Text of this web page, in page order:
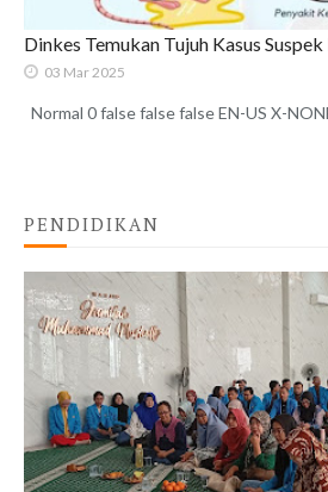
Dinkes Temukan Tujuh Kasus
03 Mar 2025
Normal 0 false false false EN-US X-
PENDIDIKAN